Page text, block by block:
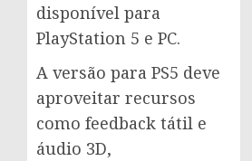
disponível para
PlayStation 5 e PC.
A versão para PS5 deve
aproveitar recursos
como feedback tátil e
áudio 3D,